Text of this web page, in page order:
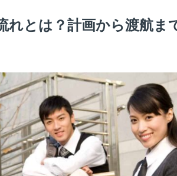
れとは？計画から渡航ま